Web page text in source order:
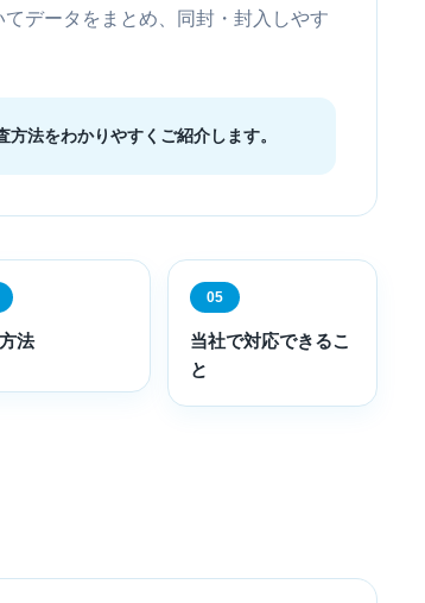
データをまとめ、同封・封入しやす
法をわかりやすくご紹介します。
法
05
当社で対応できるこ
と